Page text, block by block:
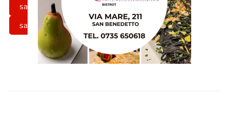
sambenedettese basket
san benedetto del tronto Serie C